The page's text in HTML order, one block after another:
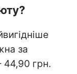
за
грн.